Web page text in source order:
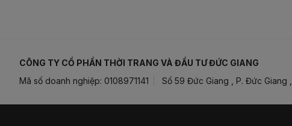
CÔNG TY CỔ PHẦN THỜI TRANG VÀ ĐẦU TƯ ĐỨC GIANG
Mã số doanh nghiệp: 0108971141
Số 59 Đức Giang , P. Đức Giang